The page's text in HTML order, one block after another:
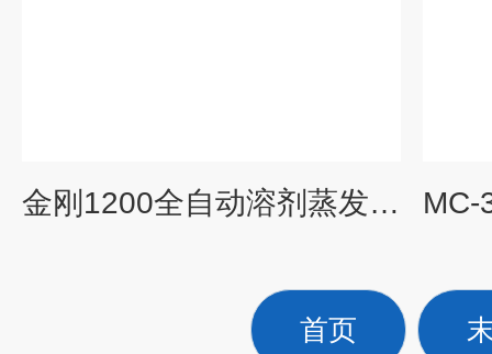
金刚1200全自动溶剂蒸发真空离心浓缩仪金刚1000
首页